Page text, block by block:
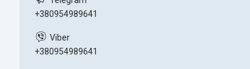
+380954989641
+380954989641